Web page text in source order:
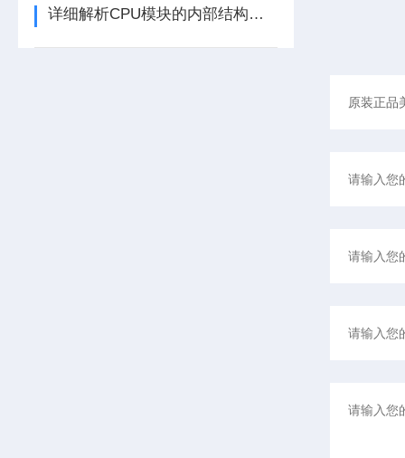
详细解析CPU模块的内部结构及其功能